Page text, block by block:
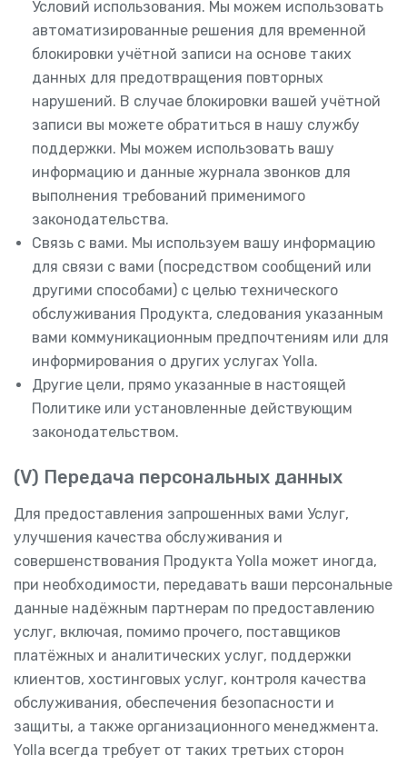
Условий использования. Мы можем использовать
автоматизированные решения для временной
блокировки учётной записи на основе таких
данных для предотвращения повторных
нарушений. В случае блокировки вашей учётной
записи вы можете обратиться в нашу службу
поддержки. Мы можем использовать вашу
информацию и данные журнала звонков для
выполнения требований применимого
законодательства.
Связь с вами. Мы используем вашу информацию
для связи с вами (посредством сообщений или
другими способами) с целью технического
обслуживания Продукта, следования указанным
вами коммуникационным предпочтениям или для
информирования о других услугах Yolla.
Другие цели, прямо указанные в настоящей
Политике или установленные действующим
законодательством.
(V) Передача персональных данных
Для предоставления запрошенных вами Услуг,
улучшения качества обслуживания и
совершенствования Продукта Yolla может иногда,
при необходимости, передавать ваши персональные
данные надёжным партнерам по предоставлению
услуг, включая, помимо прочего, поставщиков
платёжных и аналитических услуг, поддержки
клиентов, хостинговых услуг, контроля качества
обслуживания, обеспечения безопасности и
защиты, а также организационного менеджмента.
Yolla всегда требует от таких третьих сторон